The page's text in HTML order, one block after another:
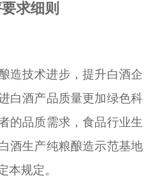
求细则
造技术进步，提升白酒企
白酒产品质量更加绿色科
的品质需求，食品行业生
酒生产纯粮酿造示范基地
本规定。